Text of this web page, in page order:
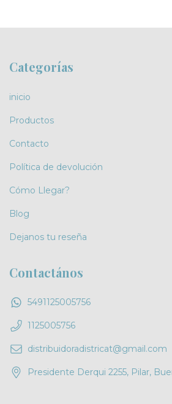
Categorías
inicio
Productos
Contacto
Política de devolución
Cómo Llegar?
Blog
Dejanos tu reseña
Contactános
5491125005756
1125005756
distribuidoradistricat@gmail.com
Presidente Derqui 2255, Pilar,